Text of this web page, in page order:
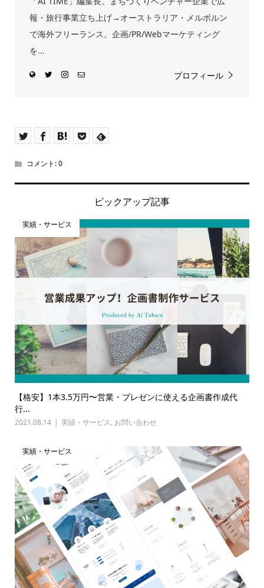
報・旅行事業立ち上げ→オーストラリア・メルボルン
で海外フリーランス。企画/PR/Webマーケティング
を...
プロフィール
コメント:0
ピックアップ記事
実績・サービス
【格安】1本3.5万円〜営業・プレゼンに使える企画書作成代
行...
2021.08.14 実績・サービス, お問い合わせ
実績・サービス